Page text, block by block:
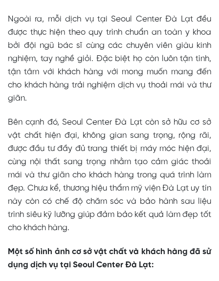
Ngoài ra, mỗi dịch vụ tại Seoul Center Đà Lạt đều
được thực hiện theo quy trình chuẩn an toàn y khoa
bởi đội ngũ bác sĩ cùng các chuyên viên giàu kinh
nghiệm, tay nghề giỏi. Đặc biệt họ còn luôn tận tình,
tận tâm với khách hàng với mong muốn mang đến
cho khách hàng trải nghiệm dịch vụ thoải mái và thư
giãn.
Bên cạnh đó, Seoul Center Đà Lạt còn sở hữu cơ sở
vật chất hiện đại, không gian sang trọng, rộng rãi,
được đầu tư đầy đủ trang thiết bị máy móc hiện đại,
cùng nội thất sang trọng nhằm tạo cảm giác thoải
mái và thư giãn cho khách hàng trong quá trình làm
đẹp. Chưa kể, thương hiệu thẩm mỹ viện Đà Lạt uy tín
này còn có chế độ chăm sóc và bảo hành sau liệu
trình siêu kỹ lưỡng giúp đảm bảo kết quả làm đẹp tốt
cho khách hàng.
Một số hình ảnh cơ sở vật chất và khách hàng đã sử
dụng dịch vụ tại Seoul Center Đà Lạt: